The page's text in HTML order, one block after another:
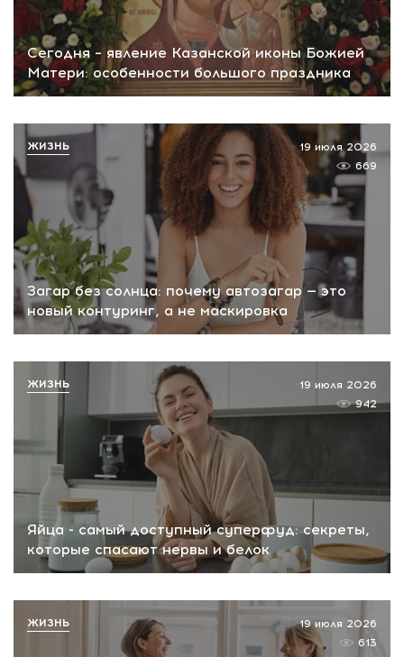
Сегодня – явление Казанской иконы Божией
Матери: особенности большого праздника
Загар без солнца: почему автозагар — это
новый контуринг, а не маскировка
19 июля 2026
669
ЖИЗНЬ
Яйца - самый доступный суперфуд: секреты,
которые спасают нервы и белок
19 июля 2026
942
ЖИЗНЬ
19 июля 2026
613
ЖИЗНЬ